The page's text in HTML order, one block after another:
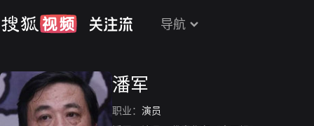
导航
潘军
职业： 演员